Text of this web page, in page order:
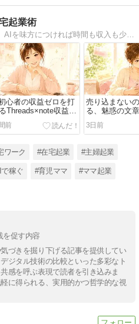
起業術
育児で毎日忙しいママでも、AIを味方につければ時間も収入も少しずつ変えていけます。看護師として働いてきた経験も交えながら、AI活用・在宅ワーク・収益化の方法を、わかりやすく発信しています。
心者の収益ゼロを打
Threads×note収益化
前
売り込まない
る、魅惑の文
3日前
ワーク #在宅起業 #主婦起業
で稼ぐ #育児ママ #ママ起業
を促す内容
づきを掘り下げる記事を提供してい
ジタル技術の比較といった多彩なト
感を呼ぶ表現で読者を引き込みま
に得られる、実用的かつ哲学的な視